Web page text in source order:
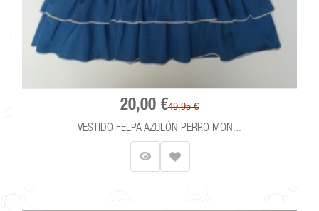
20,00 €49,95 €
VESTIDO FELPA AZULÓN PERRO MON...